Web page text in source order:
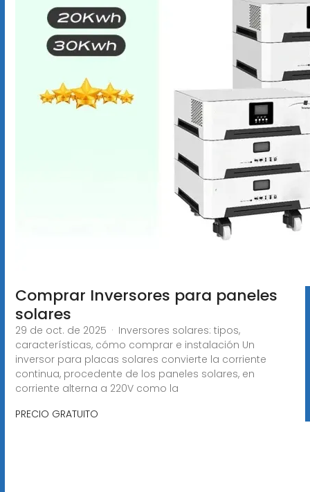
Comprar Inversores para paneles
solares
29 de oct. de 2025 · Inversores solares: tipos,
características, cómo comprar e instalación Un
inversor para placas solares convierte la corriente
continua, procedente de los paneles solares, en
corriente alterna a 220V como la
PRECIO GRATUITO